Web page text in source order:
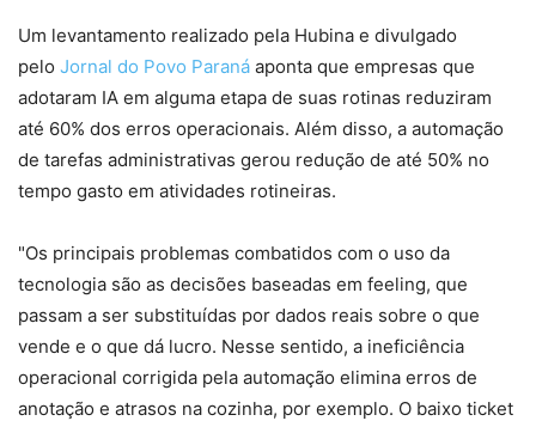
Um levantamento realizado pela Hubina e divulgado
pelo Jornal do Povo Paraná aponta que empresas que
adotaram IA em alguma etapa de suas rotinas reduziram
até 60% dos erros operacionais. Além disso, a automação
de tarefas administrativas gerou redução de até 50% no
tempo gasto em atividades rotineiras.
"Os principais problemas combatidos com o uso da
tecnologia são as decisões baseadas em feeling, que
passam a ser substituídas por dados reais sobre o que
vende e o que dá lucro. Nesse sentido, a ineficiência
operacional corrigida pela automação elimina erros de
anotação e atrasos na cozinha, por exemplo. O baixo ticket